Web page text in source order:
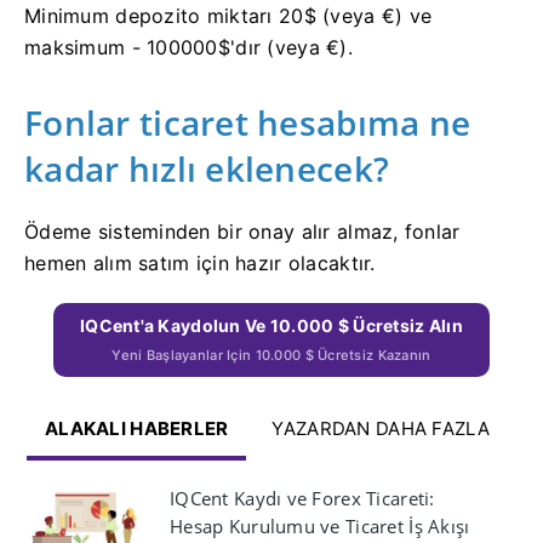
Minimum depozito miktarı 20$ (veya €) ve
maksimum - 100000$'dır (veya €).
Fonlar ticaret hesabıma ne
kadar hızlı eklenecek?
Ödeme sisteminden bir onay alır almaz, fonlar
hemen alım satım için hazır olacaktır.
IQCent'a Kaydolun Ve 10.000 $ Ücretsiz Alın
Yeni Başlayanlar Için 10.000 $ Ücretsiz Kazanın
ALAKALI HABERLER YAZARDAN DAHA FAZLA
IQCent Kaydı ve Forex Ticareti:
Hesap Kurulumu ve Ticaret İş Akışı